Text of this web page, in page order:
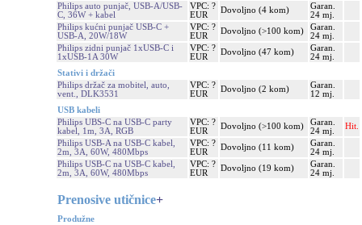
Philips auto punjač, USB-A/USB-
C, 36W + kabel
VPC: ?
EUR
Dovoljno (4 kom)
Garan.
24 mj.
Philips kućni punjač USB-C +
USB-A, 20W/18W
VPC: ?
EUR
Dovoljno (>100 kom)
Garan.
24 mj.
Philips zidni punjač 1xUSB-C i
1xUSB-1A 30W
VPC: ?
EUR
Dovoljno (47 kom)
Garan.
24 mj.
Stativi i držači
Philips držač za mobitel, auto,
vent., DLK3531
VPC: ?
EUR
Dovoljno (2 kom)
Garan.
12 mj.
USB kabeli
Philips UBS-C na USB-C party
kabel, 1m, 3A, RGB
VPC: ?
EUR
Dovoljno (>100 kom)
Garan.
24 mj.
Hit.
Philips USB-A na USB-C kabel,
2m, 3A, 60W, 480Mbps
VPC: ?
EUR
Dovoljno (11 kom)
Garan.
24 mj.
Philips USB-C na USB-C kabel,
2m, 3A, 60W, 480Mbps
VPC: ?
EUR
Dovoljno (19 kom)
Garan.
24 mj.
Prenosive utičnice+
Produžne